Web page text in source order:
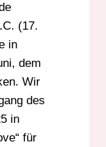
(17.
in
dem
Wir
des
in
für